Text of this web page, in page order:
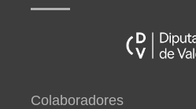
Colaboradores